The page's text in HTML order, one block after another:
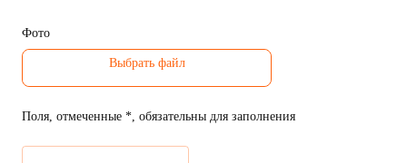
Фото
Поля, отмеченные *, обязательны для заполнения